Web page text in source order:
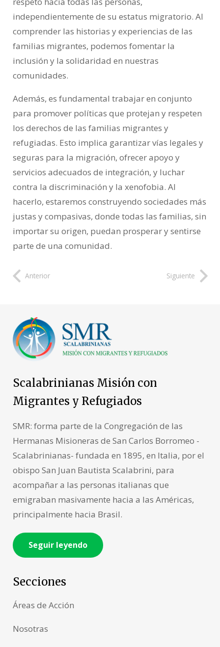
independientemente de su estatus migratorio. Al
comprender las historias y experiencias de las
familias migrantes, podemos fomentar la
inclusión y la solidaridad en nuestras
comunidades.
Además, es fundamental trabajar en conjunto
para promover políticas que protejan y respeten
los derechos de las familias migrantes y
refugiadas. Esto implica garantizar vías legales y
seguras para la migración, ofrecer apoyo y
servicios adecuados de integración, y luchar
contra la discriminación y la xenofobia. Al
hacerlo, estaremos construyendo sociedades más
justas y compasivas, donde todas las familias, sin
importar su origen, puedan prosperar y sentirse
parte de una comunidad.
Anterior Siguiente
Scalabrinianas Misión con
Migrantes y Refugiados
SMR: forma parte de la Congregación de las
Hermanas Misioneras de San Carlos Borromeo -
Scalabrinianas- fundada en 1895, en Italia, por el
obispo San Juan Bautista Scalabrini, para
acompañar a las personas italianas que
emigraban masivamente hacia a las Américas,
principalmente hacia Brasil.
Seguir leyendo
Secciones
Áreas de Acción
Nosotras